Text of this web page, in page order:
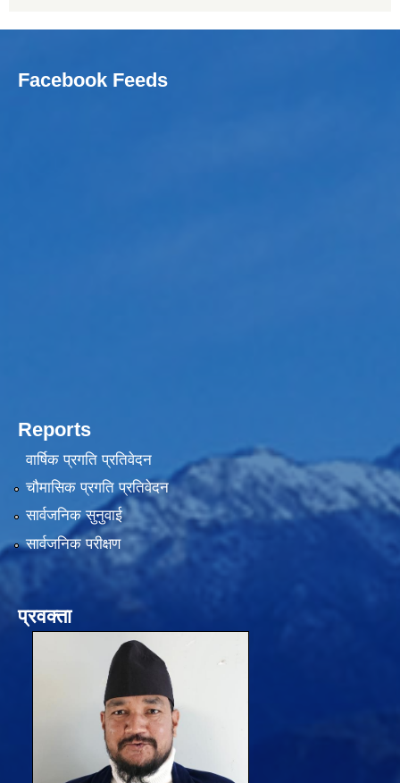
Facebook Feeds
Reports
वार्षिक प्रगति प्रतिवेदन
चौमासिक प्रगति प्रतिवेदन
सार्वजनिक सुनुवाई
सार्वजनिक परीक्षण
प्रवक्ता